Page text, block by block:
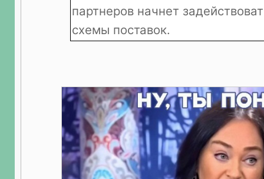
партнеров начнет
схемы поставок.